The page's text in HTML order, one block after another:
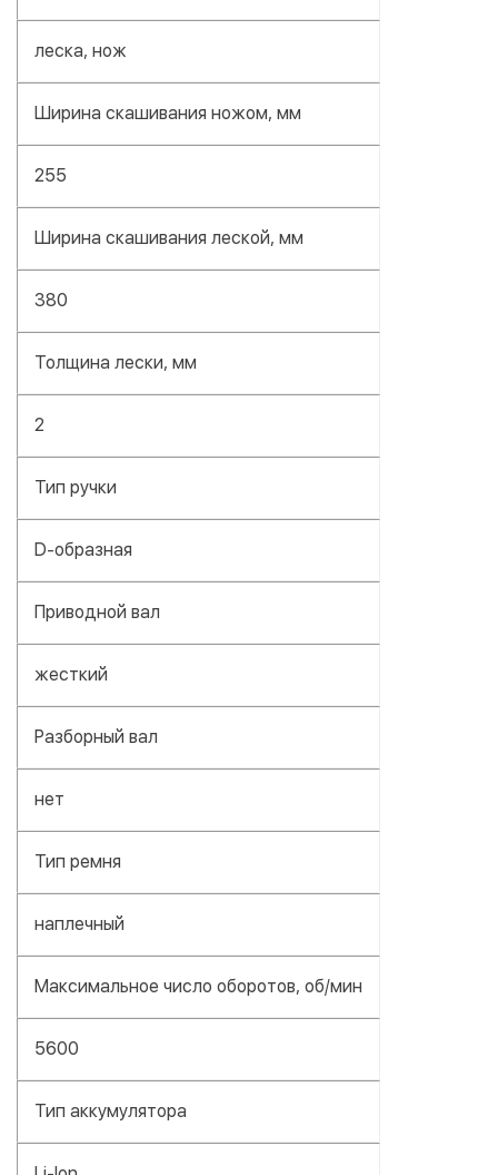
леска, нож
Ширина скашивания ножом, мм
255
Ширина скашивания леской, мм
380
Толщина лески, мм
2
Тип ручки
D-образная
Приводной вал
жесткий
Разборный вал
нет
Тип ремня
наплечный
Максимальное число оборотов, об/мин
5600
Тип аккумулятора